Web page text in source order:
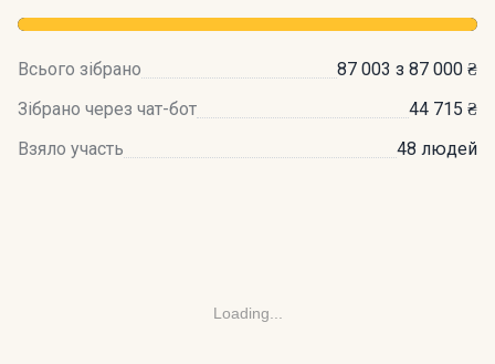
Всього зібрано
87 003 з 87 000 ₴
Зібрано через чат-бот
44 715 ₴
Взяло участь
48 людей
Loading...